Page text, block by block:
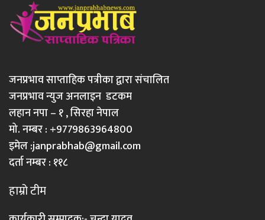
जनप्रभाव साप्ताहिक पत्रीका द्वारा संचालित
जनप्रभाव न्युज अनलाइन डटकम
लहान नपा – १ , सिरहा नेपाल
मो. नम्बर : +9779863964800
इमेल :janprabhab@gmail.com
दर्ता नम्बर : ११८
हाम्रो टीम